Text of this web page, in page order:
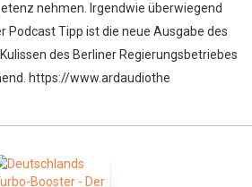
nehmen. Irgendwie überwiegend
Podcast Tipp ist die neue Ausgabe des
des Berliner Regierungsbetriebes
https://www.ardaudiothe